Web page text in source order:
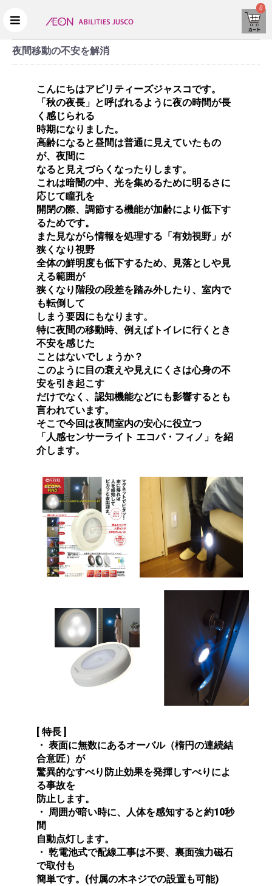
0
夜間移動の不安を解消
こんにちはアビリティーズジャスコです。
「秋の夜長」と呼ばれるように夜の時間が長
く感じられる
時期になりました。
高齢になると昼間は普通に見えていたもの
が、夜間に
なると見えづらくなったりします。
これは暗闇の中、光を集めるために明るさに
応じて瞳孔を
開閉の際、調節する機能が加齢により低下す
るためです。
また見ながら情報を処理する「有効視野」が
狭くなり視野
全体の鮮明度も低下するため、見落としや見
える範囲が
狭くなり階段の段差を踏み外したり、室内で
も転倒して
しまう要因にもなります。
特に夜間の移動時、例えばトイレに行くとき
不安を感じた
ことはないでしょうか？
このように目の衰えや見えにくさは心身の不
安を引き起こす
だけでなく、認知機能などにも影響するとも
言われています。
そこで今回は夜間室内の安心に役立つ
「人感センサーライト エコパ・フィノ」を紹
介します。
[ 特長 ]
・ 表面に無数にあるオーバル（楕円の連続結
合意匠）が
驚異的なすべり防止効果を発揮しすべりによ
る事故を
防止します。
・ 周囲が暗い時に、人体を感知すると約10秒
間
自動点灯します。
・ 乾電池式で配線工事は不要、裏面強力磁石
で取付も
簡単です。(付属の木ネジでの設置も可能)